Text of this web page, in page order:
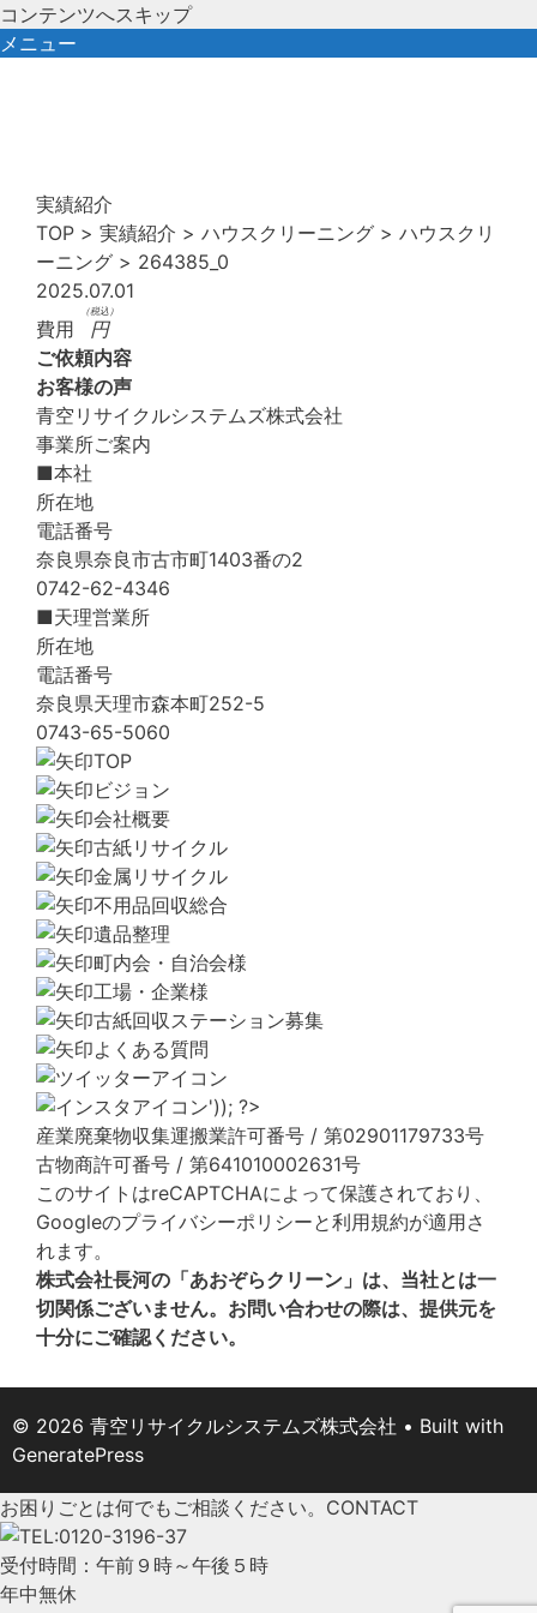
コンテンツへスキップ
メニュー
実績紹介
TOP > 実績紹介 > ハウスクリーニング > ハウスクリ
ーニング > 264385_0
2025.07.01
費用
円
（税込）
ご依頼内容
お客様の声
青空リサイクルシステムズ株式会社
事業所ご案内
■本社
所在地
電話番号
奈良県奈良市古市町1403番の2
0742-62-4346
■天理営業所
所在地
電話番号
奈良県天理市森本町252-5
0743-65-5060
TOP
ビジョン
会社概要
古紙リサイクル
金属リサイクル
不用品回収総合
遺品整理
町内会・自治会様
工場・企業様
古紙回収ステーション募集
よくある質問
産業廃棄物収集運搬業許可番号 / 第02901179733号
古物商許可番号 / 第641010002631号
このサイトはreCAPTCHAによって保護されており、
Googleのプライバシーポリシーと利用規約が適用さ
れます。
株式会社長河の「あおぞらクリーン」は、当社とは一
切関係ございません。お問い合わせの際は、提供元を
十分にご確認ください。
© 2026 青空リサイクルシステムズ株式会社 • Built with
GeneratePress
お困りごとは何でもご相談ください。 CONTACT
受付時間：午前９時～午後５時
年中無休